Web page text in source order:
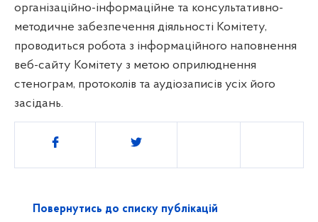
організаційно-інформаційне та консультативно-
методичне забезпечення діяльності Комітету,
проводиться робота з інформаційного наповнення
веб-сайту Комітету з метою оприлюднення
стенограм, протоколів та аудіозаписів усіх його
засідань.
Поділитись
Повернутись до списку публікацій